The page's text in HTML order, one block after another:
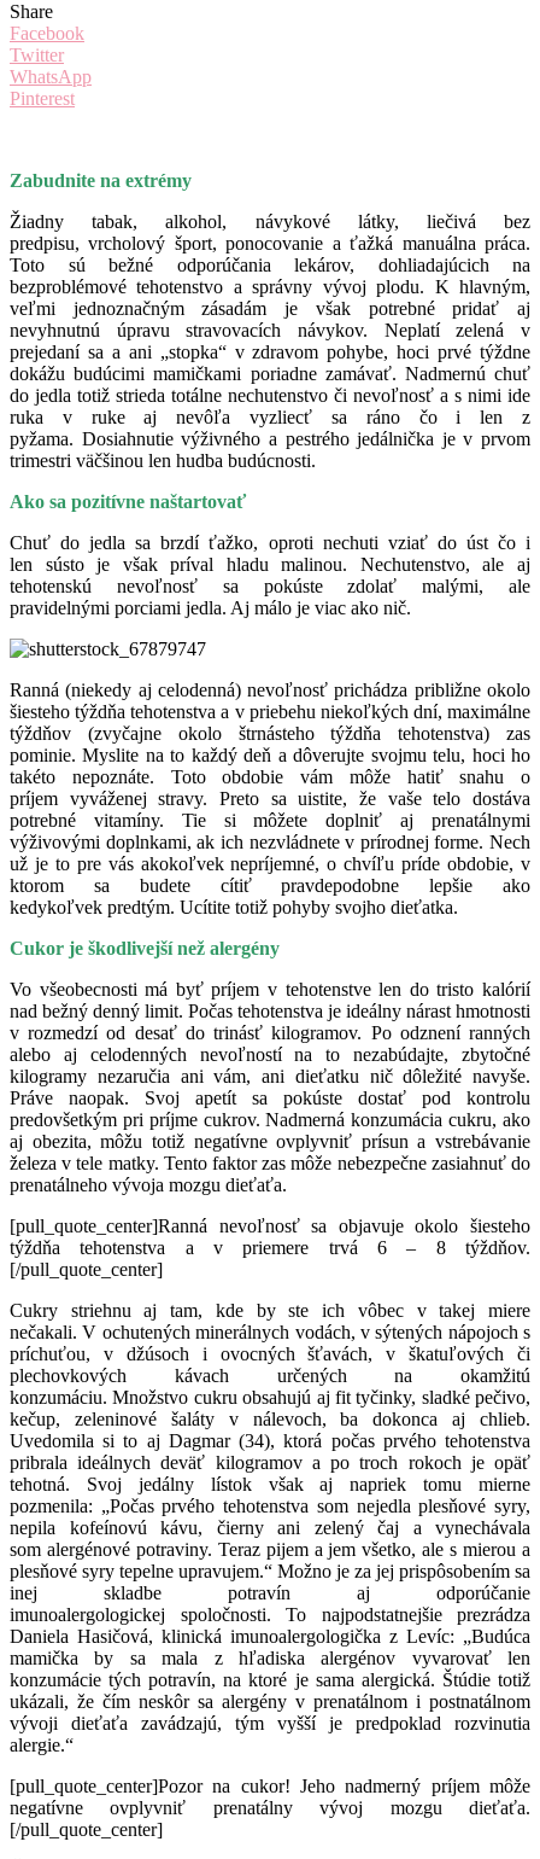
Share
Facebook
Twitter
WhatsApp
Pinterest
Zabudnite na extrémy
Žiadny tabak, alkohol, návykové látky, liečivá bez
predpisu, vrcholový šport, ponocovanie a ťažká manuálna práca.
Toto sú bežné odporúčania lekárov, dohliadajúcich na
bezproblémové tehotenstvo a správny vývoj plodu. K hlavným,
veľmi jednoznačným zásadám je však potrebné pridať aj
nevyhnutnú úpravu stravovacích návykov. Neplatí zelená v
prejedaní sa a ani „stopka“ v zdravom pohybe, hoci prvé týždne
dokážu budúcimi mamičkami poriadne zamávať. Nadmernú chuť
do jedla totiž strieda totálne nechutenstvo či nevoľnosť a s nimi ide
ruka v ruke aj nevôľa vyzliecť sa ráno čo i len z
pyžama. Dosiahnutie výživného a pestrého jedálnička je v prvom
trimestri väčšinou len hudba budúcnosti.
Ako sa pozitívne naštartovať
Chuť do jedla sa brzdí ťažko, oproti nechuti vziať do úst čo i
len sústo je však príval hladu malinou. Nechutenstvo, ale aj
tehotenskú nevoľnosť sa pokúste zdolať malými, ale
pravidelnými porciami jedla. Aj málo je viac ako nič.
Ranná (niekedy aj celodenná) nevoľnosť prichádza približne okolo
šiesteho týždňa tehotenstva a v priebehu niekoľkých dní, maximálne
týždňov (zvyčajne okolo štrnásteho týždňa tehotenstva) zas
pominie. Myslite na to každý deň a dôverujte svojmu telu, hoci ho
takéto nepoznáte. Toto obdobie vám môže hatiť snahu o
príjem vyváženej stravy. Preto sa uistite, že vaše telo dostáva
potrebné vitamíny. Tie si môžete doplniť aj prenatálnymi
výživovými doplnkami, ak ich nezvládnete v prírodnej forme. Nech
už je to pre vás akokoľvek nepríjemné, o chvíľu príde obdobie, v
ktorom sa budete cítiť pravdepodobne lepšie ako
kedykoľvek predtým. Ucítite totiž pohyby svojho dieťatka.
Cukor je škodlivejší než alergény
Vo všeobecnosti má byť príjem v tehotenstve len do tristo kalórií
nad bežný denný limit. Počas tehotenstva je ideálny nárast hmotnosti
v rozmedzí od desať do trinásť kilogramov. Po odznení ranných
alebo aj celodenných nevoľností na to nezabúdajte, zbytočné
kilogramy nezaručia ani vám, ani dieťatku nič dôležité navyše.
Práve naopak. Svoj apetít sa pokúste dostať pod kontrolu
predovšetkým pri príjme cukrov. Nadmerná konzumácia cukru, ako
aj obezita, môžu totiž negatívne ovplyvniť prísun a vstrebávanie
železa v tele matky. Tento faktor zas môže nebezpečne zasiahnuť do
prenatálneho vývoja mozgu dieťaťa.
[pull_quote_center]Ranná nevoľnosť sa objavuje okolo šiesteho
týždňa tehotenstva a v priemere trvá 6 – 8 týždňov.
[/pull_quote_center]
Cukry striehnu aj tam, kde by ste ich vôbec v takej miere
nečakali. V ochutených minerálnych vodách, v sýtených nápojoch s
príchuťou, v džúsoch i ovocných šťavách, v škatuľových či
plechovkových kávach určených na okamžitú
konzumáciu. Množstvo cukru obsahujú aj fit tyčinky, sladké pečivo,
kečup, zeleninové šaláty v nálevoch, ba dokonca aj chlieb.
Uvedomila si to aj Dagmar (34), ktorá počas prvého tehotenstva
pribrala ideálnych deväť kilogramov a po troch rokoch je opäť
tehotná. Svoj jedálny lístok však aj napriek tomu mierne
pozmenila: „Počas prvého tehotenstva som nejedla plesňové syry,
nepila kofeínovú kávu, čierny ani zelený čaj a vynechávala
som alergénové potraviny. Teraz pijem a jem všetko, ale s mierou a
plesňové syry tepelne upravujem.“ Možno je za jej prispôsobením sa
inej skladbe potravín aj odporúčanie
imunoalergologickej spoločnosti. To najpodstatnejšie prezrádza
Daniela Hasičová, klinická imunoalergologička z Levíc: „Budúca
mamička by sa mala z hľadiska alergénov vyvarovať len
konzumácie tých potravín, na ktoré je sama alergická. Štúdie totiž
ukázali, že čím neskôr sa alergény v prenatálnom i postnatálnom
vývoji dieťaťa zavádzajú, tým vyšší je predpoklad rozvinutia
alergie.“
[pull_quote_center]Pozor na cukor! Jeho nadmerný príjem môže
negatívne ovplyvniť prenatálny vývoj mozgu dieťaťa.
[/pull_quote_center]